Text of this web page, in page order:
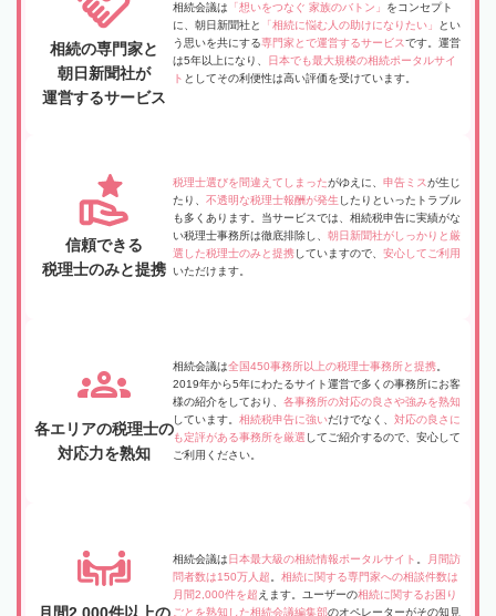
相続の専門家と
朝日新聞社が
運営するサービス
相続会議は 「想いをつなぐ 家族のバトン」 をコンセプト
に、朝日新聞社と
「相続に悩む人の助けになりたい」
とい
う思いを共にする専門家とで運営するサービスです。運営
は5年以上になり、
日本でも最大規模の相続ポータルサイ
ト としてその利便性は高い評価を受けています。
信頼できる
税理士のみと提携
税理士選びを間違えてしまったがゆえに、 申告ミスが生じ
たり、 不透明な税理士報酬が発生 したりといったトラブル
も多くあります。当サービスでは、相続税申告に実績がな
い税理士事務所は徹底排除し、 朝日新聞社がしっかりと厳
選した税理士のみと提携していますので、 安心してご利用
いただけます。
各エリアの税理士の
対応力を熟知
相続会議は全国450事務所以上の税理士事務所と提携
2019年から5年にわたるサイト運営で多くの事務所にお客
様の紹介をしており、 各事務所の対応の良さや強みを熟知
しています。 相続税申告に強いだけでなく、 対応の良さに
も定評がある事務所を厳選 してご紹介するので、安心して
ご利用ください。
月間2,000件以上の
相続会議は 日本最大級の相続情報ポータルサイト
月間訪
問者数は150万人超
相続に関する専門家への相談件数は
月間2,000件を超 えます。ユーザーの相続に関するお困り
ごとを熟知した相続会議編集部のオペレーターがその知見